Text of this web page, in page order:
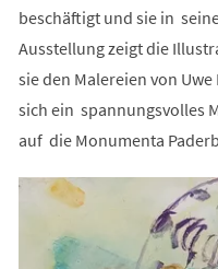
beschäftigt und sie in
Ausstellung zeigt die
sie den Malereien von
sich ein spannungsvolles
auf die Monumenta